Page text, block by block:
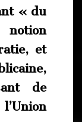
« du
et
de